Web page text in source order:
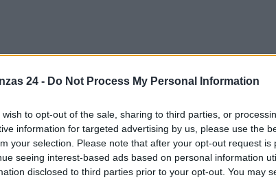
24 - Do Not Process My Personal Information
wish to opt-out of the sale, sharing to third parties, or
information for targeted advertising by us, please use the
your selection. Please note that after your opt-out request is
seeing interest-based ads based on personal information
disclosed to third parties prior to your opt-out. You may